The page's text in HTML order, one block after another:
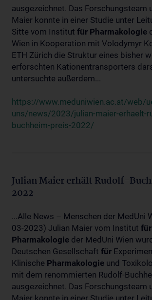
ausgezeichnet. Das Forschungsteam
Maier konnte in einer Studie unter
Sitte vom Institut für Pharmakologie
Wien in Kooperation mit Volodymyr
ETH Zürich die Struktur eines bisher
erforschten Kationentransporters
untersuchte außerdem...
https://www.meduniwien.ac.at/web/
uns/news/2023/julian-maier-erhaelt-
buchheim-preis-2022/
Julian Maier erhält Rudolf-
2022
...Alle News – Menschen der MedUni
03-2023) Julian Maier vom Institut für
Pharmakologie der MedUni Wien
Deutschen Gesellschaft für
Klinische Pharmakologie und
mit dem renommierten Rudolf-
ausgezeichnet. Das Forschungsteam
Maier konnte in einer Studie unter